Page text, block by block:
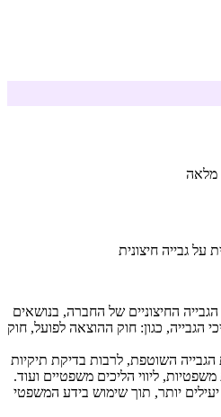
מלאה
גבייה חיצונית
החיצוניים של החברה, בנושאים
הגבייה, כגון: חוק ההוצאה לפועל, חוק
השוטפת, לרבות בדיקת תיקיות
ליווי הליכים משפטיים ועוד.
יעילים יותר, תוך שימוש בידע המשפטי